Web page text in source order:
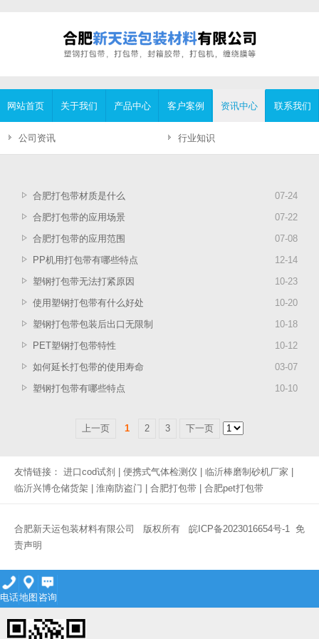
网站首页 关于我们 产品中心 客户案例 资讯中心 联系我们
公司资讯 行业知识
07-24
合肥打包带材质是什么
07-22
合肥打包带的应用场景
07-08
合肥打包带的应用范围
12-14
PP机用打包带有哪些特点
10-23
塑钢打包带无法打紧原因
10-20
使用塑钢打包带有什么好处
10-18
塑钢打包带包装后出口无限制
10-12
PET塑钢打包带特性
03-07
如何延长打包带的使用寿命
10-10
塑钢打包带有哪些特点
上一页 1 2 3 下一页
友情链接： 进口cod试剂 便携式气体检测仪 临沂棒磨制砂机厂家
临沂兴博仓储货架
淮南防盗门 合肥打包带 合肥pet打包带
合肥新天运包装材料有限公司 版权所有 皖ICP备2023016654号-1
免
责声明
电话地图 咨询